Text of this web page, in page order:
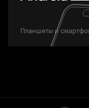
Планшеты и